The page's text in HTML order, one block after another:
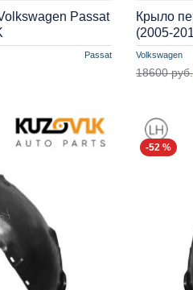
Passat
Passat
Volkswagen
Крыло
(2005-
18600 руб.
-52 %